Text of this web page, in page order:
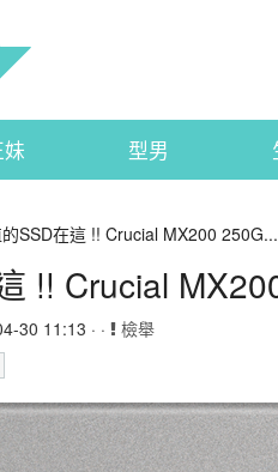
型男
SSD在這 !! Crucial MX200 250G...
!! Crucial
30 11:13 · · 檢舉